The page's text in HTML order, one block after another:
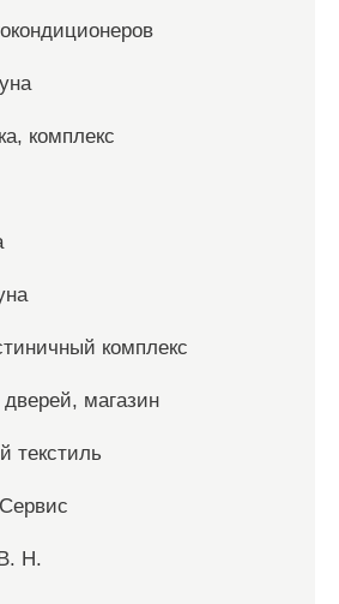
комплекс
комплекс
магазин
текстиль
Н.